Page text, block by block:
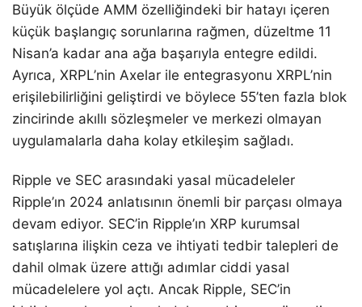
Büyük ölçüde AMM özelliğindeki bir hatayı içeren
küçük başlangıç sorunlarına rağmen, düzeltme 11
Nisan’a kadar ana ağa başarıyla entegre edildi.
Ayrıca, XRPL’nin Axelar ile entegrasyonu XRPL’nin
erişilebilirliğini geliştirdi ve böylece 55’ten fazla blok
zincirinde akıllı sözleşmeler ve merkezi olmayan
uygulamalarla daha kolay etkileşim sağladı.
Ripple ve SEC arasındaki yasal mücadeleler
Ripple’ın 2024 anlatısının önemli bir parçası olmaya
devam ediyor. SEC’in Ripple’ın XRP kurumsal
satışlarına ilişkin ceza ve ihtiyati tedbir talepleri de
dahil olmak üzere attığı adımlar ciddi yasal
mücadelelere yol açtı. Ancak Ripple, SEC’in